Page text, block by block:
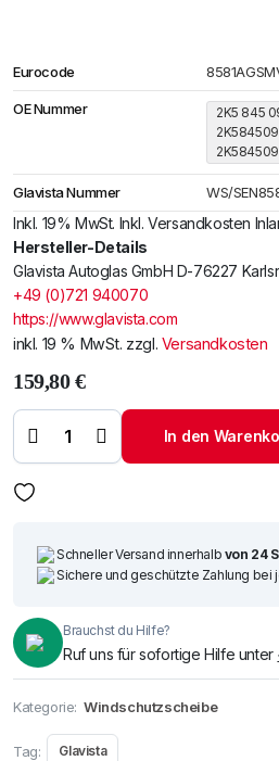
Eurocode
OE Nummer
2K5 845
Glavista Nummer WS/
Inkl. 19% MwSt. Inkl. Versandkosten
Hersteller-Details
Glavista Autoglas GmbH D-76227
+49 (0)721 940070
https://www.glavista.com
inkl. 19 % MwSt. zzgl. Versandkosten
159,80€
Frontscheibe VW
Caddy 15-
Menge
In den
Schneller Versand innerhalb von 24
Sichere und geschützte Zahlung bei
Brauchst du Hilfe?
Ruf uns für sofortige Hilfe unter
Kategorie: Windschutzscheibe
Tag: Glavista